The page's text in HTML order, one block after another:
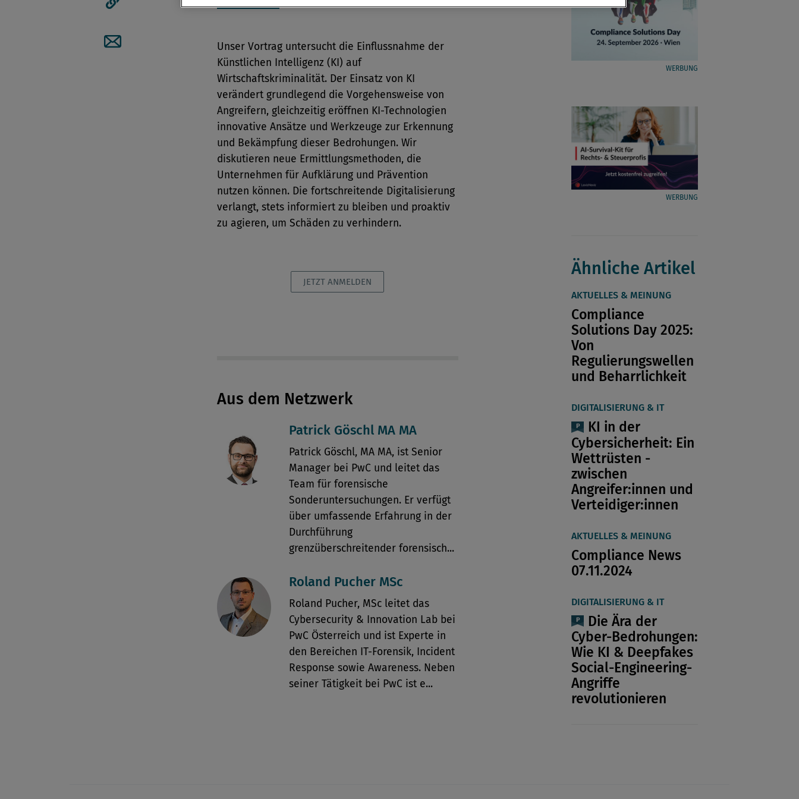
Artikel per Mail teilen
Unser Vortrag untersucht die Einflussnahme der
Künstlichen Intelligenz (KI) auf
Wirtschaftskriminalität. Der Einsatz von KI
verändert grundlegend die Vorgehensweise von
Angreifern, gleichzeitig eröffnen KI-Technologien
innovative Ansätze und Werkzeuge zur Erkennung
und Bekämpfung dieser Bedrohungen. Wir
diskutieren neue Ermittlungsmethoden, die
Unternehmen für Aufklärung und Prävention
nutzen können. Die fortschreitende Digitalisierung
verlangt, stets informiert zu bleiben und proaktiv
zu agieren, um Schäden zu verhindern.
JETZT ANMELDEN
Aus dem Netzwerk
Patrick Göschl MA MA
Patrick Göschl, MA MA, ist Senior
Manager bei PwC und leitet das
Team für forensische
Sonderuntersuchungen. Er verfügt
über umfassende Erfahrung in der
Durchführung
grenzüberschreitender forensisch...
Roland Pucher MSc
Roland Pucher, MSc leitet das
Cybersecurity & Innovation Lab bei
PwC Österreich und ist Experte in
den Bereichen IT-Forensik, Incident
Response sowie Awareness. Neben
seiner Tätigkeit bei PwC ist e...
WERBUNG
WERBUNG
Ähnliche Artikel
AKTUELLES & MEINUNG
Compliance
Solutions Day 2025:
Von
Regulierungswellen
und Beharrlichkeit
DIGITALISIERUNG & IT
KI in der
Cybersicherheit: Ein
Wettrüsten ­
zwischen
Angreifer:innen und
Verteidiger:innen
AKTUELLES & MEINUNG
Compliance News
07.11.2024
DIGITALISIERUNG & IT
Die Ära der
Cyber-Bedrohungen:
Wie KI & Deepfakes
Social-Engineering-
Angriffe
revolutionieren